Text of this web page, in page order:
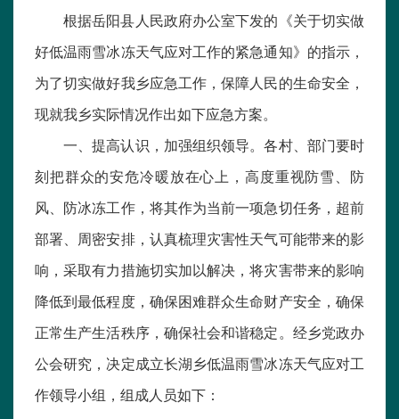
根据岳阳县人民政府办公室下发的《关于切实做
好低温雨雪冰冻天气应对工作的紧急通知》的指示，
为了切实做好我乡应急工作，保障人民的生命安全，
现就我乡实际情况作出如下应急方案。
一、提高认识，加强组织领导。各村、部门要时
刻把群众的安危冷暖放在心上，高度重视防雪、防
风、防冰冻工作，将其作为当前一项急切任务，超前
部署、周密安排，认真梳理灾害性天气可能带来的影
响，采取有力措施切实加以解决，将灾害带来的影响
降低到最低程度，确保困难群众生命财产安全，确保
正常生产生活秩序，确保社会和谐稳定。经乡党政办
公会研究，决定成立长湖乡低温雨雪冰冻天气应对工
作领导小组，组成人员如下：